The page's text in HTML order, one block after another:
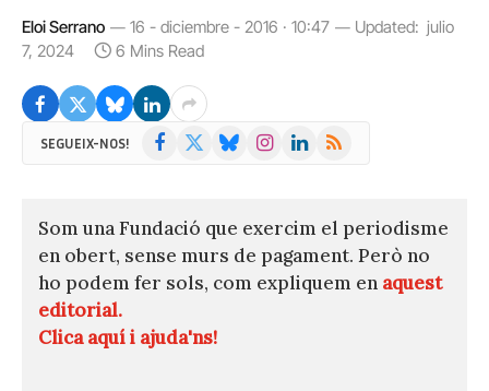
Eloi Serrano 16 - diciembre - 2016 · 10:47 Updated: julio
7, 2024
6 Mins Read
SEGUEIX-NOS! Facebook BlueskyInstagramLinkedIn
RSS
Som una Fundació que exercim el periodisme
en obert, sense murs de pagament. Però no
ho podem fer sols, com expliquem en aquest
editorial.
Clica aquí i ajuda'ns!